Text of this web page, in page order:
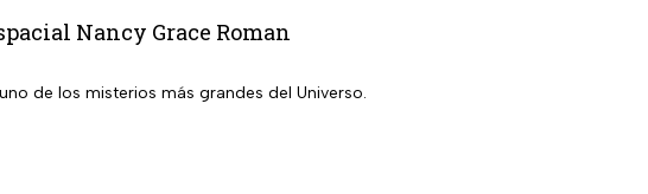
Nancy Grace Roman
de los misterios más grandes del Universo.